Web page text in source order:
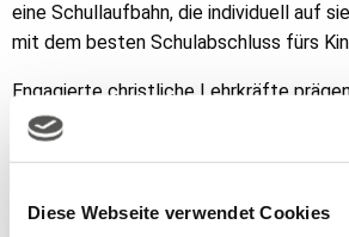
Diese Webseite verwendet Cookies
eine Schullaufbahn, die individuell auf
mit dem besten Schulabschluss fürs
Engagierte christliche Lehrkräfte
Nach der FESH-Grundschule mit den
und Kreativ-Kids erleben die